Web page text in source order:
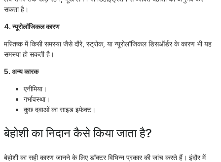
सकता है।
4. न्यूरोलॉजिकल कारण
मस्तिष्क में किसी समस्या जैसे दौरे, स्ट्रोक, या न्यूरोलॉजिकल डिसऑर्डर के कारण भी यह
समस्या हो सकती है।
5. अन्य कारक
एनीमिया।
गर्भावस्था।
कुछ दवाओं का साइड इफेक्ट।
बेहोशी का निदान कैसे किया जाता है?
बेहोशी का सही कारण जानने के लिए डॉक्टर विभिन्न प्रकार की जांच करते हैं। इंदौर में